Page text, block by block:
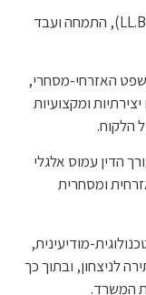
בוגר בהצטיינות יתרה תואר ראשון במשפטים (LL.B), התמחה ועבד
האזרחי-מסחרי,
ומקצועיות
הלקוח.
הדין עמוס אלגלי
ומסחרית
מודיעינית,
לניצחון, ובתוך כך
המשרד.